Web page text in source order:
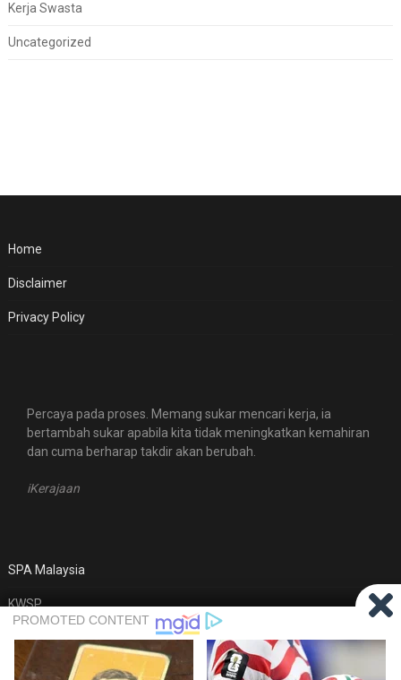
Kerja Swasta
Uncategorized
Home
Disclaimer
Privacy Policy
Percaya pada proses. Memang sukar mencari kerja, ia
bertambah sukar apabila kita tidak meningkatkan kemahiran
dan cuma berharap takdir akan berubah.
iKerajaan
SPA Malaysia
KWSP
MyFutureJobs